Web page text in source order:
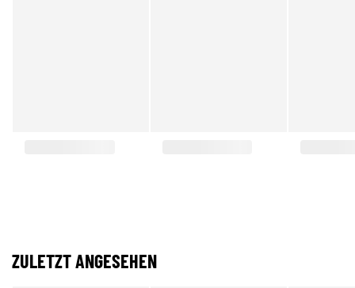
ZULETZT ANGESEHEN